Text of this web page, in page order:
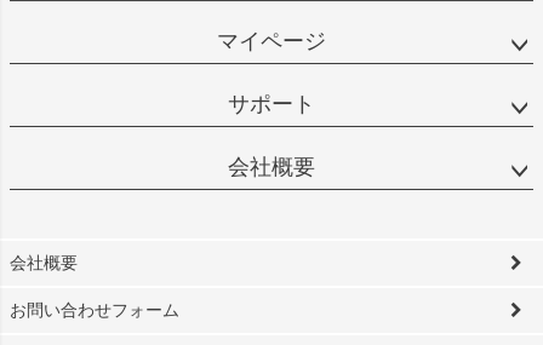
マイページ
サポート
会社概要
会社概要
お問い合わせフォーム